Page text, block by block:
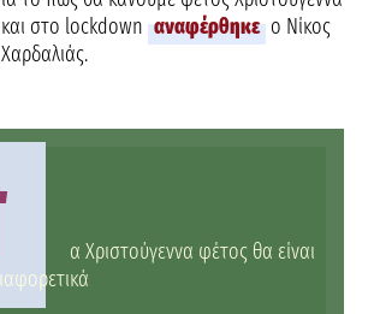
και στο lockdown αναφέρθηκε ο Νίκος
Χαρδαλιάς.
α Χριστούγεννα φέτος θα είναι